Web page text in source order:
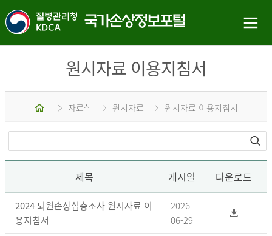
원시자료 이용지침서
홈 자료실 원시자료 원시자료 이용지침서
제목 게시일 다운로드
2024 퇴원손상심층조사 원시자료 이
용지침서
2026-
06-29